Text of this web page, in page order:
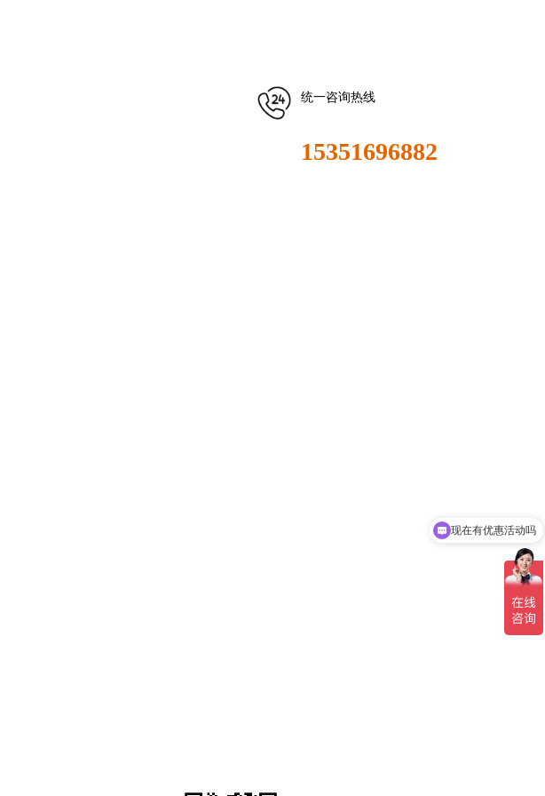
统一咨询热线
15351696882
现在有优惠活动吗